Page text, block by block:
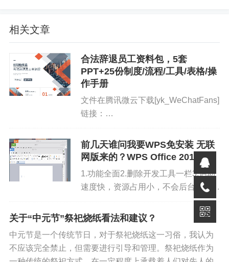
6.用人单位工伤发生率大于 3%的，费率上浮到该单位基准
率的 150％；
7.工伤保险支缴率和工伤发生率同时具备浮动条件时，按
就高原则取舍，不累加浮动。
为进一步规范工伤保险浮动费率调整工作，按照《吉林
省工伤保险费率管理办法》（吉人社联〔2021〕68号）并
经省人社厅同意，自2026年1月1日起全省执行工伤保险浮
动费率。现将有关事项通知如下：
一、浮动办法
（一）省局统一测算全省工伤保险浮动费率数据并推送至
省级税务机关执行。
相关文章
合法辞退员工资料包，5套
PPT+25份制度/流程/工具/表格/操
作手册
文件在腾讯微云下载[yk_WeChatFans]
链接：
pwd=ra1m 提取码：ra1m[/y...
前几天谁问我要WPS免安装 无联
网版来的？WPS Office 2016
1.功能全面2.删除开发工具一栏3.启动
速度快，资源占用小，不会后台驻留4.
除程序必要名称外，删除一切关于
WPS的内容（绝对纯净无广告）5.删
需注册6.体积小，适合硬...
关于“中元节”祭祀烧纸看法和建议？
中元节是一个传统节日，对于祭祀烧纸这一习俗，我认为
不应该完全禁止，但需要进行引导和管理。祭祀烧纸作为